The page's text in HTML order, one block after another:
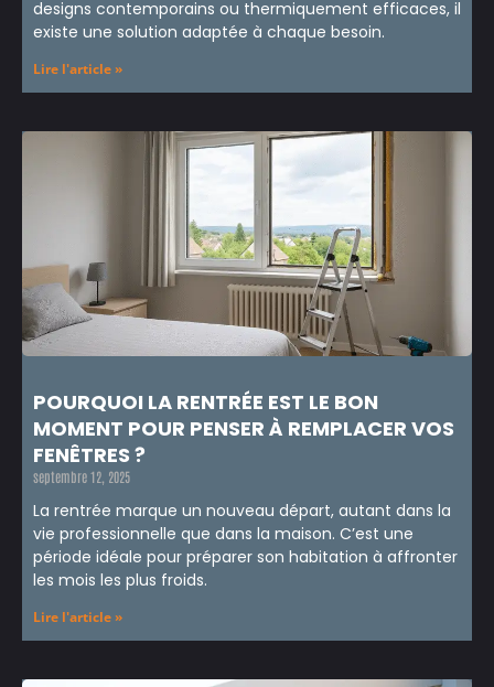
designs contemporains ou thermiquement efficaces, il
existe une solution adaptée à chaque besoin.
Lire l'article »
POURQUOI LA RENTRÉE EST LE BON
MOMENT POUR PENSER À REMPLACER VOS
FENÊTRES ?
septembre 12, 2025
La rentrée marque un nouveau départ, autant dans la
vie professionnelle que dans la maison. C’est une
période idéale pour préparer son habitation à affronter
les mois les plus froids.
Lire l'article »